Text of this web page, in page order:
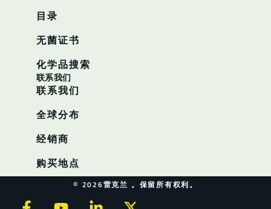
目录
无菌证书
化学品搜索
联系我们
联系我们
全球分布
经销商
购买地点
© 2026雷克兰 。保留所有权利。